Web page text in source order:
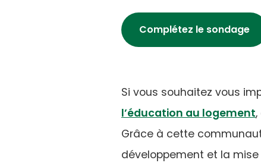
Complétez le sondage
Si vous souhaitez vous
l’éducation au logement
a
Grâce à cette
développement et la